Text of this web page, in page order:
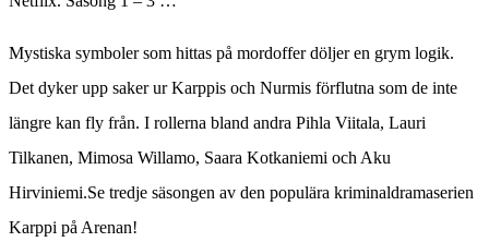
Mystiska symboler som hittas på mordoffer döljer en grym logik.
Det dyker upp saker ur Karppis och Nurmis förflutna som de inte
längre kan fly från. I rollerna bland andra Pihla Viitala, Lauri
Tilkanen, Mimosa Willamo, Saara Kotkaniemi och Aku
Hirviniemi.Se tredje säsongen av den populära kriminaldramaserien
Karppi på Arenan!